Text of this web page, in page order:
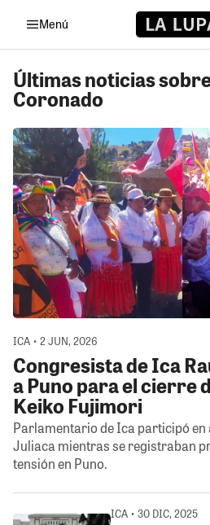
Menú
Últimas noticias
Coronado
ICA • 2 JUN, 2026
Congresista de Ica
a Puno para el cierre
Keiko Fujimori
Parlamentario de Ica participó
Juliaca mientras se registraban
tensión en Puno.
ICA • 30 DIC, 2025